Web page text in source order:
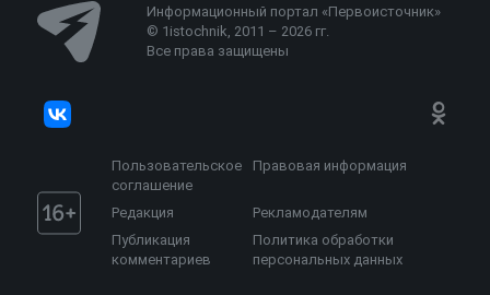
Информационный портал «Первоисточник»
© 1istochnik, 2011 – 2026 гг.
Все права защищены
Пользовательское
соглашение
Правовая информация
Редакция
Рекламодателям
Публикация
комментариев
Политика обработки
персональных данных